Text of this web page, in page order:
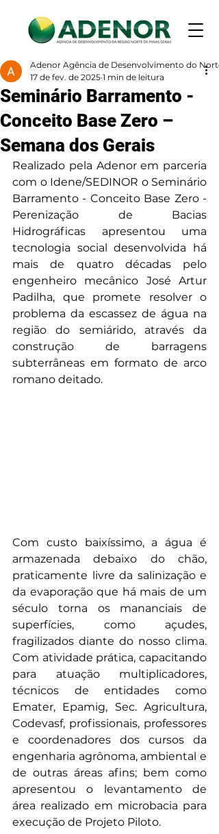
Seminário Barramento -
Conceito Base Zero –
Semana dos Gerais
Adenor Agência de Desenvolvimento do
17 de fev. de 2025 1 min de leitura
Realizado pela Adenor em parceria
com o Idene/SEDINOR o Seminário
Barramento - Conceito Base Zero -
Perenização de Bacias
Hidrográficas apresentou uma
tecnologia social desenvolvida há
mais de quatro décadas pelo
engenheiro mecânico José Artur
Padilha, que promete resolver o
problema da escassez de água na
região do semiárido, através da
construção de barragens
subterrâneas em formato de arco
romano deitado.
Com custo baixíssimo, a água é
armazenada debaixo do chão,
praticamente livre da salinização e
da evaporação que há mais de um
século torna os mananciais de
superfícies, como açudes,
fragilizados diante do nosso clima.
Com atividade prática, capacitando
para atuação multiplicadores,
técnicos de entidades como
Emater, Epamig, Sec. Agricultura,
Codevasf, profissionais, professores
e coordenadores dos cursos da
engenharia agrônoma, ambiental e
de outras áreas afins; bem como
apresentou o levantamento de
área realizado em microbacia para
execução de Projeto Piloto.